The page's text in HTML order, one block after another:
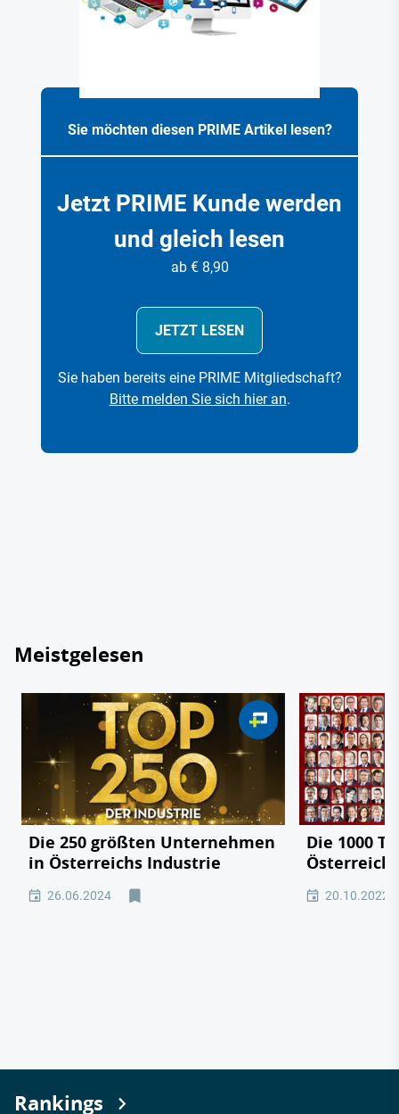
Sie möchten diesen PRIME Artikel lesen?
Jetzt PRIME Kunde werden
und gleich lesen
ab € 8,90
JETZT LESEN
Sie haben bereits eine PRIME Mitgliedschaft?
Bitte melden Sie sich hier an.
Meistgelesen
Die 250 größten Unternehmen
in Österreichs Industrie
26.06.2024
Die 1000
Österreich
20.10.2022
Rankings